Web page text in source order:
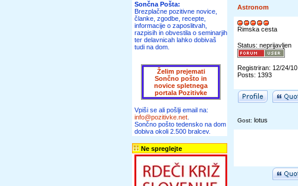
Sončna Pošta:
Brezplačne pozitivne novice,
članke, zgodbe, recepte,
informacije o zaposlitvah,
razpisih in obvestila o seminarjih
ter delavnicah lahko dobivaš
tudi na dom.
Želim prejemati
Sončno pošto in
novice spletnega
portala Pozitivke
Vpiši se ali pošlji email na:
info@pozitivke.net
Sončno pošto tedensko na dom
dobiva okoli 2.500 bralcev.
Ne spreglejte
Astronom
Rimska cesta
Status: neprijavljen
Registriran: 12/24/10
Posts: 1393
Gost: lotus